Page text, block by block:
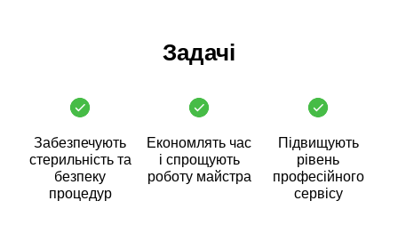
Задачі
Забезпечують
стерильність та
безпеку
процедур
Економлять час
і спрощують
роботу майстра
Підвищують
рівень
професійного
сервісу